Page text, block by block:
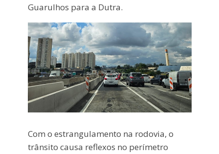
Guarulhos para a Dutra.
Com o estrangulamento na rodovia, o
trânsito causa reflexos no perímetro